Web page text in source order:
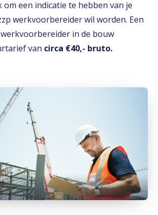
een indicatie te hebben van je
werkvoorbereider wil worden. Een
in de bouw
van circa €40,- bruto.